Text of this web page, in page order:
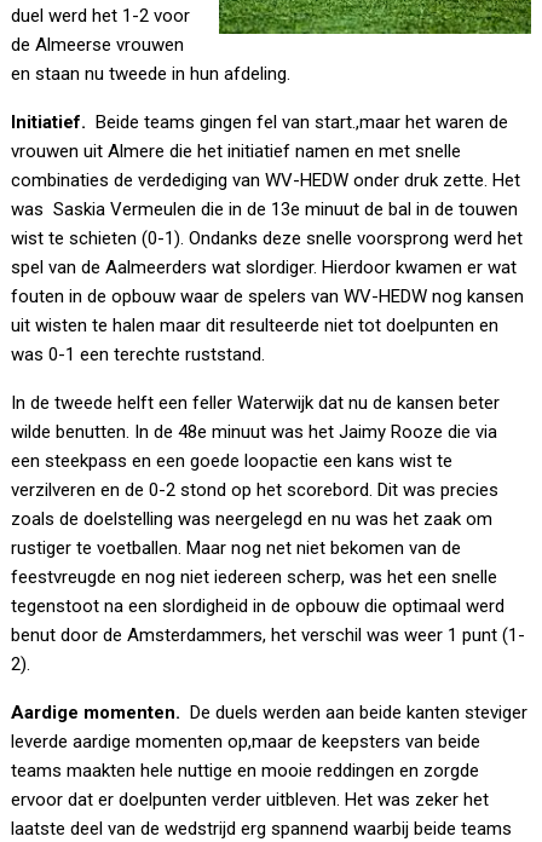
duel werd het 1-2 voor
de Almeerse vrouwen
en staan nu tweede in hun afdeling.
Initiatief. Beide teams gingen fel van start.,maar het waren de
vrouwen uit Almere die het initiatief namen en met snelle
combinaties de verdediging van WV-HEDW onder druk zette. Het
was Saskia Vermeulen die in de 13e minuut de bal in de touwen
wist te schieten (0-1). Ondanks deze snelle voorsprong werd het
spel van de Aalmeerders wat slordiger. Hierdoor kwamen er wat
fouten in de opbouw waar de spelers van WV-HEDW nog kansen
uit wisten te halen maar dit resulteerde niet tot doelpunten en
was 0-1 een terechte ruststand.
In de tweede helft een feller Waterwijk dat nu de kansen beter
wilde benutten. In de 48e minuut was het Jaimy Rooze die via
een steekpass en een goede loopactie een kans wist te
verzilveren en de 0-2 stond op het scorebord. Dit was precies
zoals de doelstelling was neergelegd en nu was het zaak om
rustiger te voetballen. Maar nog net niet bekomen van de
feestvreugde en nog niet iedereen scherp, was het een snelle
tegenstoot na een slordigheid in de opbouw die optimaal werd
benut door de Amsterdammers, het verschil was weer 1 punt (1-
2).
Aardige momenten. De duels werden aan beide kanten steviger
leverde aardige momenten op,maar de keepsters van beide
teams maakten hele nuttige en mooie reddingen en zorgde
ervoor dat er doelpunten verder uitbleven. Het was zeker het
laatste deel van de wedstrijd erg spannend waarbij beide teams